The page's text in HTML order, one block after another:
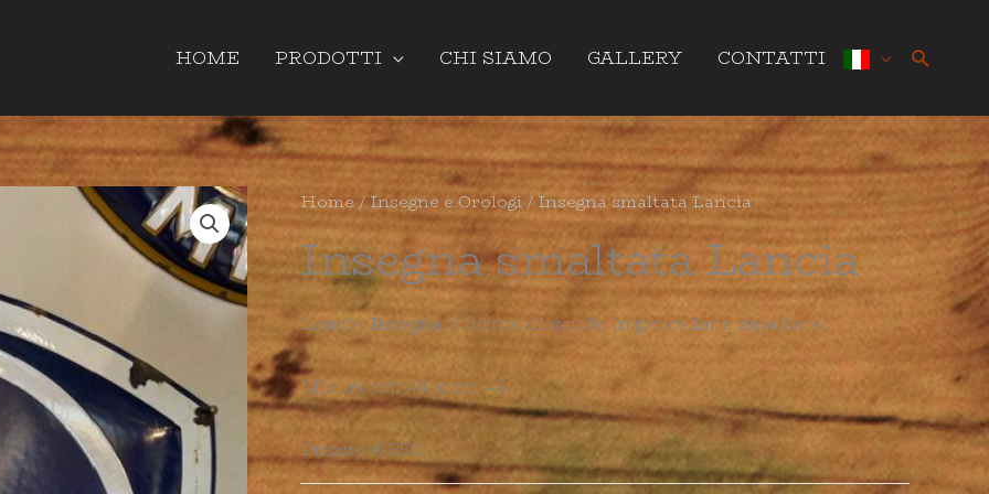
HOME PRODOTTI CHI SIAMO GALLERY CONTATTI Cerca
Home/Insegne e Orologi/ Insegna smaltata Lancia
Insegna smaltata Lancia
Lancia Insegna a forma di scudo in porcellana smaltata .
Misure cm 46 x cm 45
Prezzo € 350